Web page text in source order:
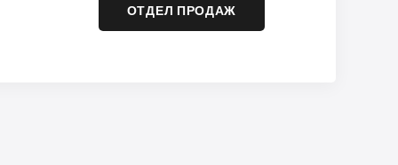
ОТДЕЛ ПРОДАЖ